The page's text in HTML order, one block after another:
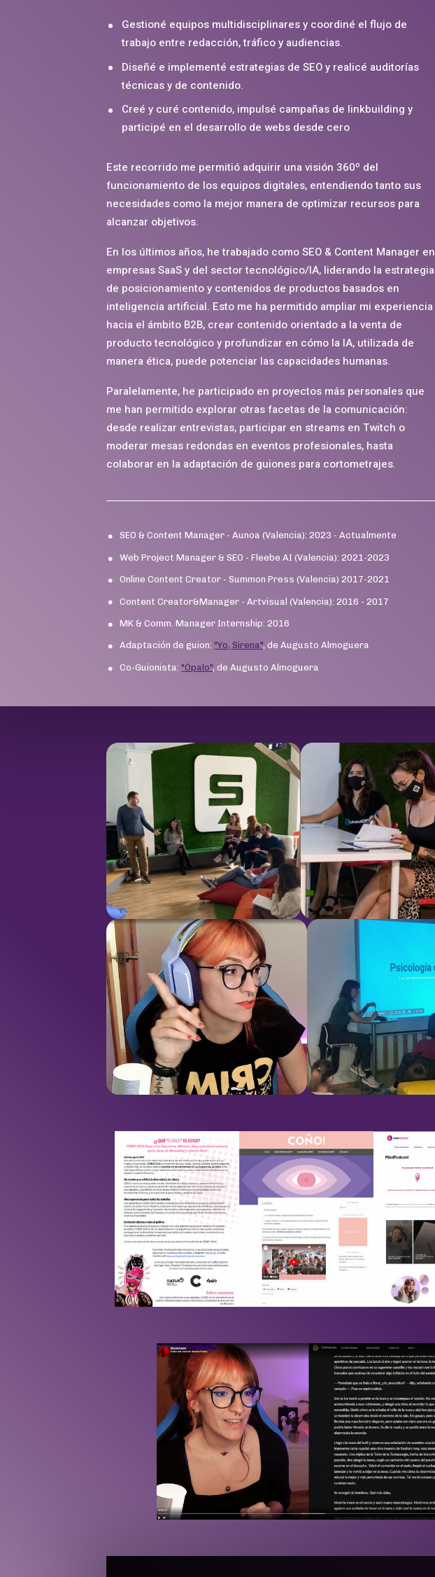
Gestioné equipos multidisciplinares y coordiné el flujo de
trabajo entre redacción, tráfico y audiencias.
Diseñé e implementé estrategias de SEO y realicé auditorías
técnicas y de contenido.
Creé y curé contenido, impulsé campañas de linkbuilding y
participé en el desarrollo de webs desde cero
Este recorrido me permitió adquirir una visión 360º del
funcionamiento de los equipos digitales, entendiendo tanto sus
necesidades como la mejor manera de optimizar recursos para
alcanzar objetivos.
En los últimos años, he trabajado como SEO & Content Manager en
empresas SaaS y del sector tecnológico/IA, liderando la estrategia
de posicionamiento y contenidos de productos basados en
inteligencia artificial. Esto me ha permitido ampliar mi experiencia
hacia el ámbito B2B, crear contenido orientado a la venta de
producto tecnológico y profundizar en cómo la IA, utilizada de
manera ética, puede potenciar las capacidades humanas.
Paralelamente, he participado en proyectos más personales que
me han permitido explorar otras facetas de la comunicación:
desde realizar entrevistas, participar en streams en Twitch o
moderar mesas redondas en eventos profesionales, hasta
colaborar en la adaptación de guiones para cortometrajes.
SEO & Content Manager - Aunoa (Valencia): 2023 - Actualmente
Web Project Manager & SEO - Fleebe AI (Valencia): 2021-2023
Online Content Creator - Summon Press (Valencia) 2017-2021
Content Creator&Manager - Artvisual (Valencia): 2016 - 2017
MK & Comm. Manager Internship: 2016
Adaptación de guion:"Yo, Sirena", de Augusto Almoguera
Co-Guionista:"Ópalo", de Augusto Almoguera